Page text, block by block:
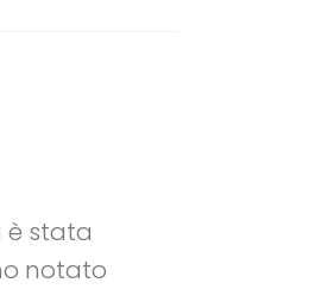
è stata
notato